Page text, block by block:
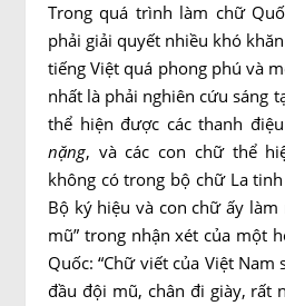
Trong quá trình làm chữ
phải giải quyết nhiều khó
tiếng Việt quá phong phú và
nhất là phải nghiên cứu sáng
thể hiện được các thanh
nặng, và các con chữ thể
không có trong bộ chữ La
Bộ ký hiệu và con chữ ấy làm
mũ” trong nhận xét của một
Quốc: “Chữ viết của Việt
đầu đội mũ, chân đi giày, rất